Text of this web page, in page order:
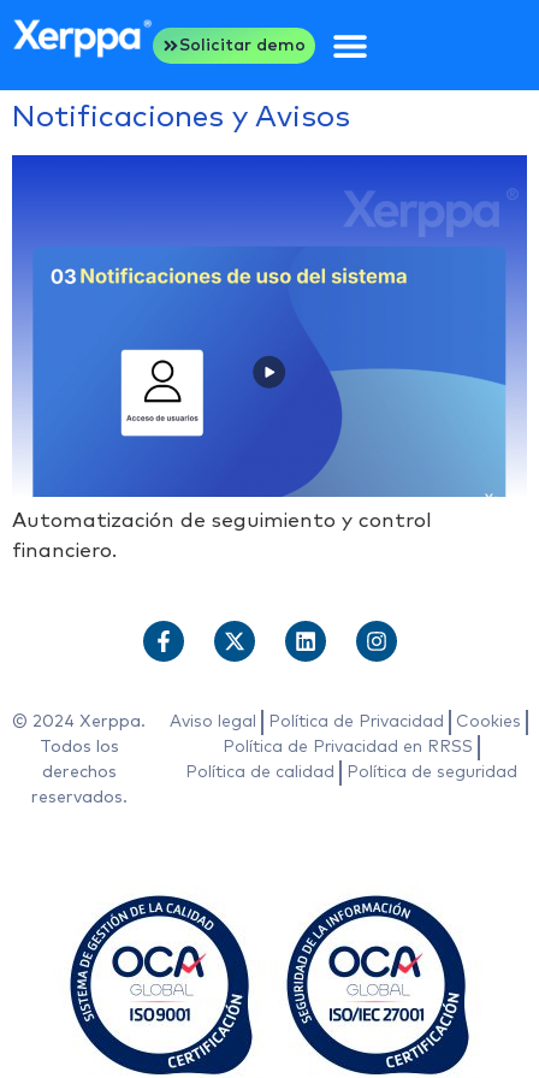
Solicitar demo
Notificaciones y Avisos
Automatización de seguimiento y control
financiero.
© 2024 Xerppa.
Todos los
derechos
reservados.
Aviso legal Política de Privacidad
Cookies
Política de Privacidad en RRSS
Política de calidad
Política de seguridad